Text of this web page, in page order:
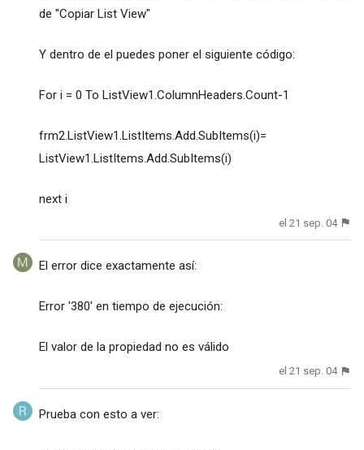
de "Copiar List View"
Y dentro de el puedes poner el siguiente código:
For i = 0 To ListView1.ColumnHeaders.Count-1
frm2.ListView1.ListItems.Add.SubItems(i)=
ListView1.ListItems.Add.SubItems(i)
next i
el 21 sep. 04
El error dice exactamente así:
Error '380' en tiempo de ejecución:
El valor de la propiedad no es válido
el 21 sep. 04
Prueba con esto a ver: